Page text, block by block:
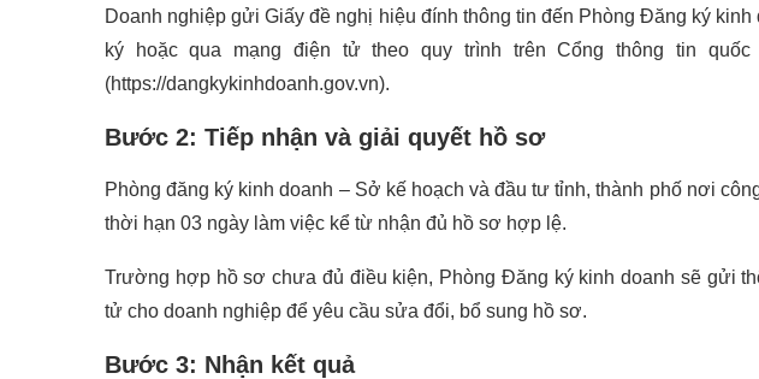
Doanh nghiệp gửi Giấy đề nghị hiệu đính thông tin đến Phòng Đăng ký
ký hoặc qua mạng điện tử theo quy trình trên Cổng thông tin
(https://dangkykinhdoanh.gov.vn).
Bước 2: Tiếp nhận và giải quyết hồ sơ
Phòng đăng ký kinh doanh – Sở kế hoạch và đầu tư tỉnh, thành phố nơi
thời hạn 03 ngày làm việc kể từ nhận đủ hồ sơ hợp lệ.
Trường hợp hồ sơ chưa đủ điều kiện, Phòng Đăng ký kinh doanh sẽ gửi
tử cho doanh nghiệp để yêu cầu sửa đổi, bổ sung hồ sơ.
Bước 3: Nhận kết quả